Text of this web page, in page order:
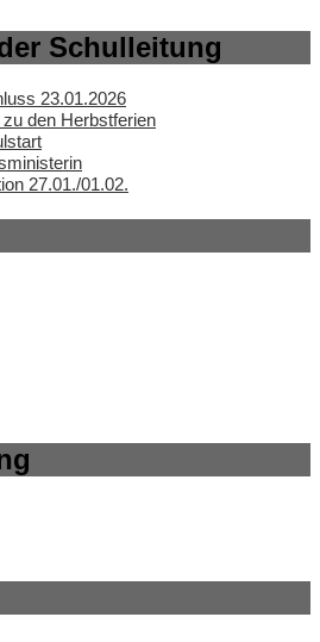
Schulleitung
23.01.2026
den Herbstferien
27.01./01.02.